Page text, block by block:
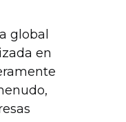
global
en